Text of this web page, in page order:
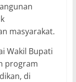
masyarakat.
Wakil Bupati
program
di